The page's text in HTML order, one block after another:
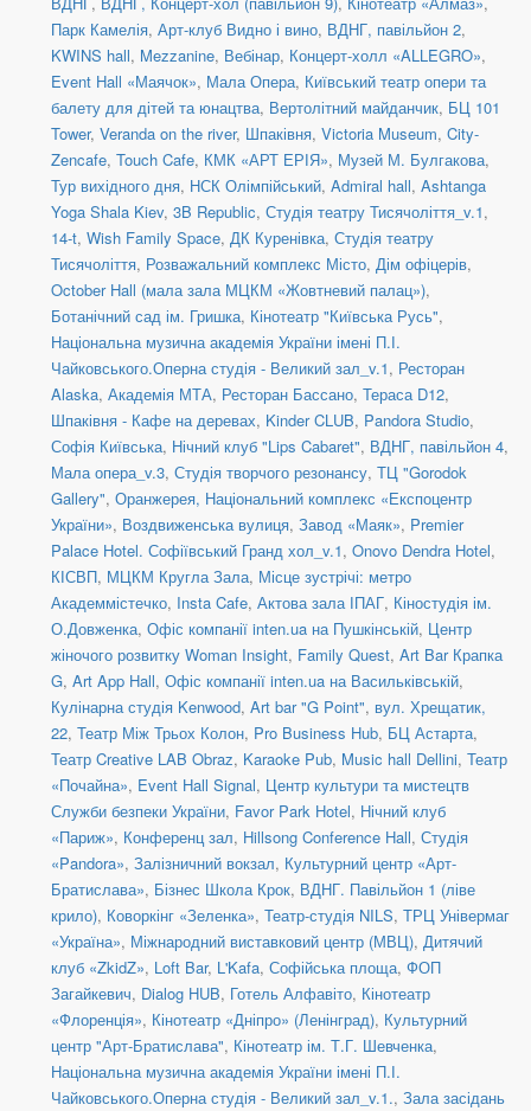
Парк Камелія, Арт-клуб Видно і вино, ВДНГ, павільйон 2,
KWINS hall, Mezzanine, Вебінар, Концерт-холл «ALLEGRO»,
Event Hall «Маячок», Мала Опера, Київський театр опери та
балету для дітей та юнацтва, Вертолітний майданчик, БЦ 101
Tower, Veranda on the river, Шпаківня, Victoria Museum, City-
Zencafe, Touch Cafe, КМК «АРТ ЕРІЯ», Музей М. Булгакова,
Тур вихідного дня, НСК Олімпійський, Admiral hall, Ashtanga
Yoga Shala Kiev, 3B Republic, Студія театру Тисячоліття_v.1,
14-t, Wish Family Space, ДК Куренівка, Студія театру
Тисячоліття, Розважальний комплекс Місто, Дім офіцерів,
October Hall (мала зала МЦКМ «Жовтневий палац»),
Ботанічний сад ім. Гришка, Кінотеатр "Київська Русь",
Національна музична академія України імені П.І.
Чайковського.Оперна студія - Великий зал_v.1, Ресторан
Alaska, Академія МТА, Ресторан Бассано, Тераса D12,
Шпаківня - Кафе на деревах, Kinder CLUB, Pandora Studio,
Софія Київська, Нічний клуб "Lips Cabaret", ВДНГ, павільйон 4,
Мала опера_v.3, Студія творчого резонансу, ТЦ "Gorodok
Gallery", Оранжерея, Національний комплекс «Експоцентр
України», Воздвиженська вулиця, Завод «Маяк», Premier
Palace Hotel. Софіївський Гранд хол_v.1, Onovo Dendra Hotel,
КІСВП, МЦКМ Кругла Зала, Місце зустрічі: метро
Академмістечко, Insta Cafe, Актова зала ІПАГ, Кіностудія ім.
О.Довженка, Офіс компанії inten.ua на Пушкінській, Центр
жіночого розвитку Woman Insight, Family Quest, Art Bar Крапка
G, Art App Hall, Офіс компанії inten.ua на Васильківській,
Кулінарна студія Kenwood, Art bar "G Point", вул. Хрещатик,
22, Театр Між Трьох Колон, Pro Business Hub, БЦ Астарта,
Театр Creative LAB Obraz, Karaoke Pub, Music hall Dellini, Театр
«Почайна», Event Hall Signal, Центр культури та мистецтв
Служби безпеки України, Favor Park Hotel, Нічний клуб
«Париж», Конференц зал, Hillsong Conference Hall, Студія
«Pandora», Залізничний вокзал, Культурний центр «Арт-
Братислава», Бізнес Школа Крок, ВДНГ. Павільйон 1 (ліве
крило), Коворкінг «Зеленка», Театр-студія NILS, ТРЦ Універмаг
«Україна», Міжнародний виставковий центр (МВЦ), Дитячий
клуб «ZkidZ», Loft Bar, L'Kafa, Софійська площа, ФОП
Загайкевич, Dialog HUB, Готель Алфавіто, Кінотеатр
«Флоренція», Кінотеатр «Дніпро» (Ленінград), Культурний
центр "Арт-Братислава", Кінотеатр ім. Т.Г. Шевченка,
Національна музична академія України імені П.І.
Чайковського.Оперна студія - Великий зал_v.1., Зала засідань